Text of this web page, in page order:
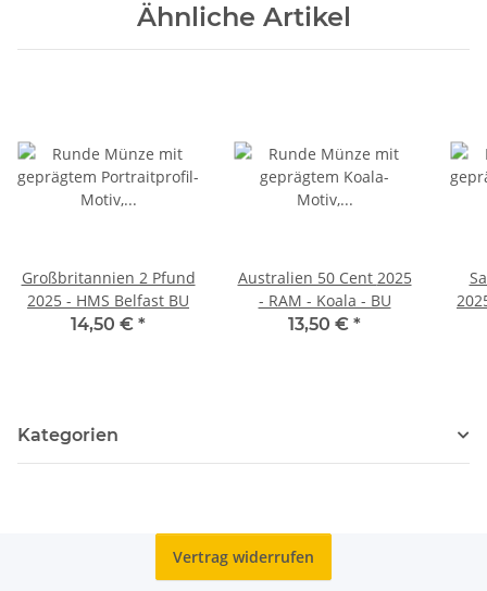
Ähnliche Artikel
Großbritannien 2 Pfund
2025 - HMS Belfast BU
14,50 € *
Australien 50 Cent 2025
- RAM - Koala - BU
13,50 € *
Kategorien
Vertrag widerrufen